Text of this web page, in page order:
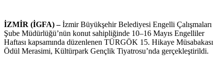
İZMİR (İGFA) –İzmir Büyükşehir Belediyesi Engelli Çalışmaları
Şube Müdürlüğü’nün konut sahipliğinde 10–16 Mayıs Engelliler
Haftası kapsamında düzenlenen TÜRGÖK 15. Hikaye Müsabakası
Ödül Merasimi, Kültürpark Gençlik Tiyatrosu’nda gerçekleştirildi.